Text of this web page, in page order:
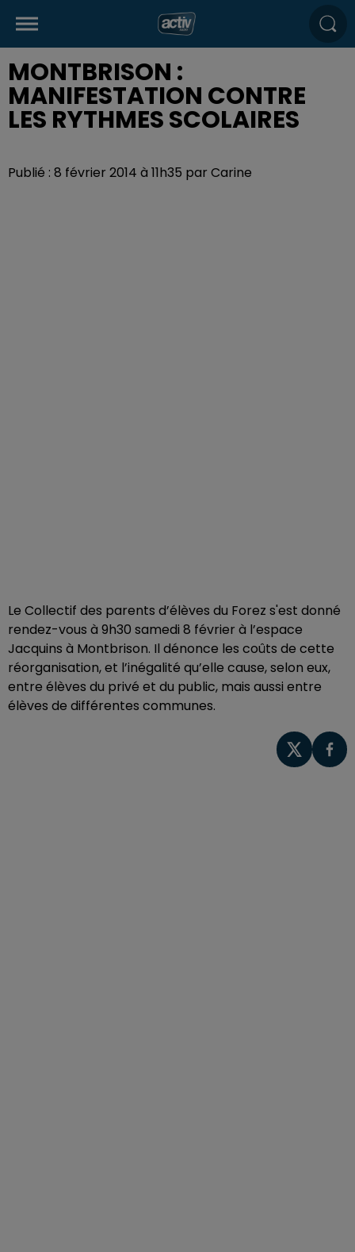
MONTBRISON :
MANIFESTATION CONTRE
LES RYTHMES SCOLAIRES
Publié : 8 février 2014 à 11h35 par Carine
Le Collectif des parents d’élèves du Forez s'est donné
rendez-vous à 9h30 samedi 8 février à l’espace
Jacquins à Montbrison. Il dénonce les coûts de cette
réorganisation, et l’inégalité qu’elle cause, selon eux,
entre élèves du privé et du public, mais aussi entre
élèves de différentes communes.